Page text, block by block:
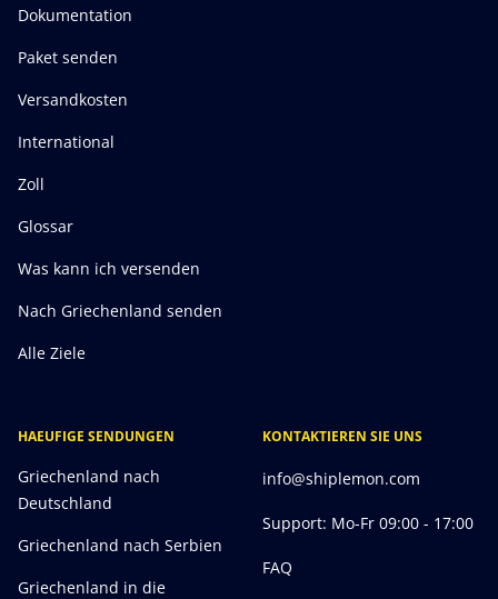
Dokumentation
Paket senden
Versandkosten
International
Zoll
Glossar
Was kann ich versenden
Nach Griechenland senden
Alle Ziele
HAEUFIGE SENDUNGEN
Griechenland nach
Deutschland
Griechenland nach Serbien
Griechenland in die
KONTAKTIEREN SIE UNS
info@shiplemon.com
Support: Mo-Fr 09:00 - 17:00
FAQ